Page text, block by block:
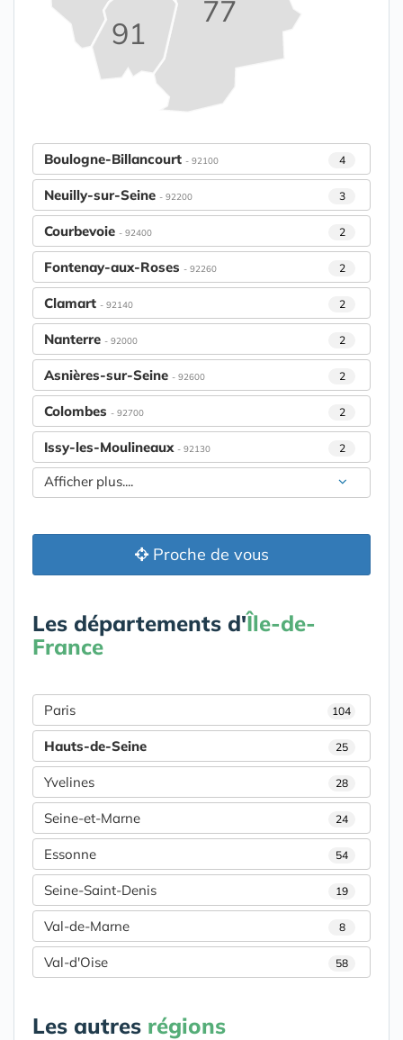
77
91
Boulogne-Billancourt - 92100 4
Neuilly-sur-Seine - 92200 3
Courbevoie - 92400 2
Fontenay-aux-Roses - 92260 2
Clamart - 92140 2
Nanterre - 92000 2
Asnières-sur-Seine - 92600 2
Colombes - 92700 2
Issy-les-Moulineaux - 92130 2
Afficher plus....
Proche de vous
Les départements d'Île-de-
France
Paris 104
Hauts-de-Seine 25
Yvelines 28
Seine-et-Marne 24
Essonne 54
Seine-Saint-Denis 19
Val-de-Marne 8
Val-d'Oise 58
Les autres régions